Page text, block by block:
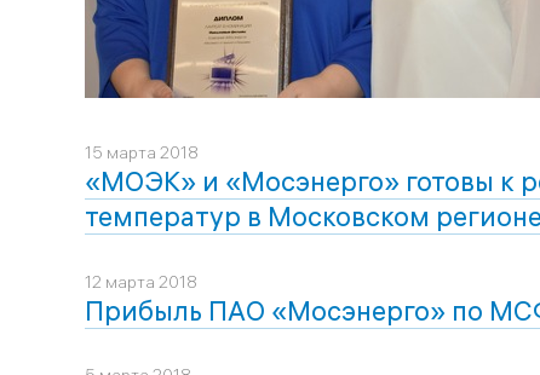
15 марта 2018
«МОЭК» и «Мосэнерго» готовы к
температур в Московском регионе
12 марта 2018
Прибыль ПАО «Мосэнерго» по